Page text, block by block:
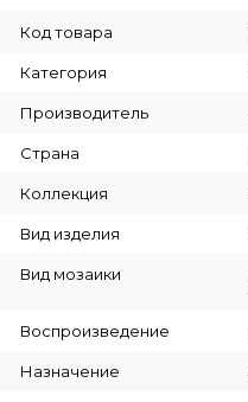
Код товара
Категория
Производитель
Страна
Коллекция
Вид изделия
Вид мозаики
Воспроизведение
Назначение